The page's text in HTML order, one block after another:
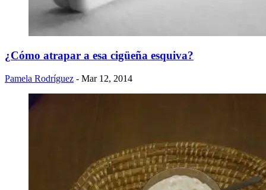
¿Cómo atrapar a esa cigüeña esquiva?
Pamela Rodríguez - Mar 12, 2014